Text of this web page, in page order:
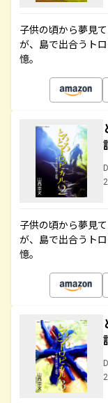
子供の頃から夢見
が、島で出合うト
憶。
子供の頃から夢見
が、島で出合うト
憶。